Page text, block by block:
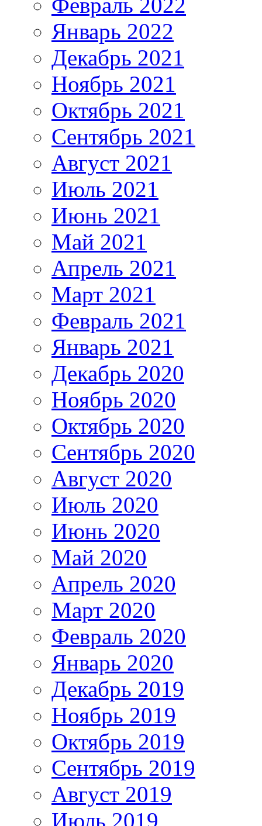
Январь 2022
Декабрь 2021
Ноябрь 2021
Октябрь 2021
Сентябрь 2021
Август 2021
Июль 2021
Июнь 2021
Май 2021
Апрель 2021
Март 2021
Февраль 2021
Январь 2021
Декабрь 2020
Ноябрь 2020
Октябрь 2020
Сентябрь 2020
Август 2020
Июль 2020
Июнь 2020
Май 2020
Апрель 2020
Март 2020
Февраль 2020
Январь 2020
Декабрь 2019
Ноябрь 2019
Октябрь 2019
Сентябрь 2019
Август 2019
Июль 2019